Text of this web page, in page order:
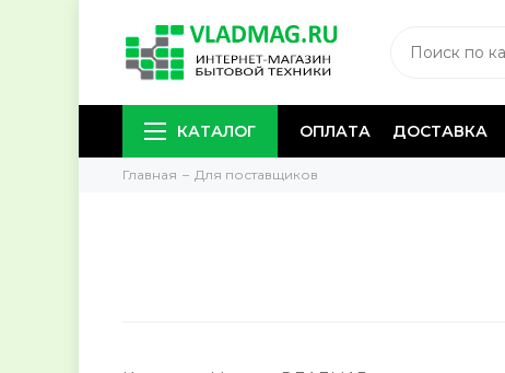
КАТАЛОГ ОПЛАТА ДОСТАВКА
Главная Для поставщиков